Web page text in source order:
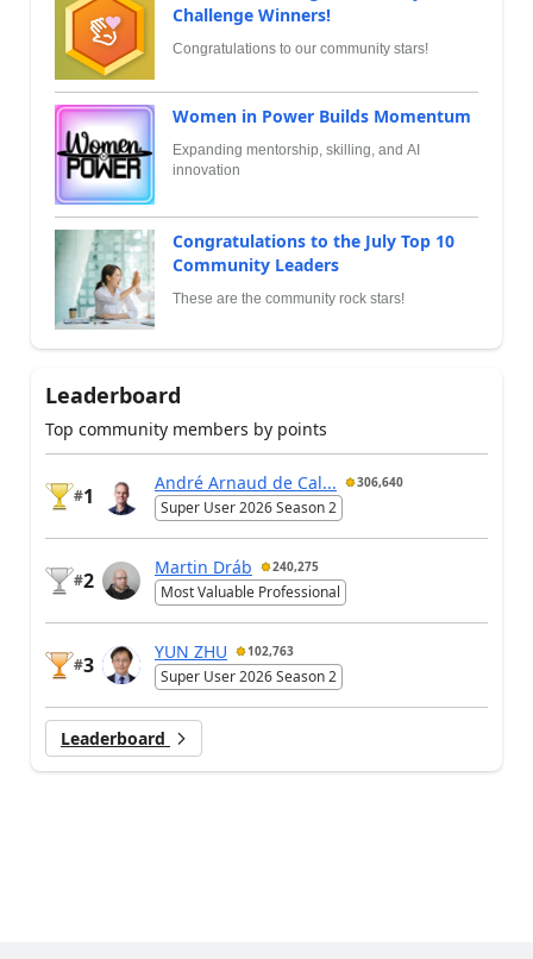
Challenge Winners!
Congratulations to our community stars!
Women in Power Builds Momentum
Expanding mentorship, skilling, and AI
innovation
Congratulations to the July Top 10
Community Leaders
These are the community rock stars!
Leaderboard
Top community members by points
#1
André Arnaud de Cal... 306,640
Super User 2026 Season 2
#2
Martin Dráb 240,275
Most Valuable Professional
#3
YUN ZHU 102,763
Super User 2026 Season 2
Leaderboard